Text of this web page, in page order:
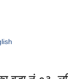
भएका ब्यक्तिहरुकाे